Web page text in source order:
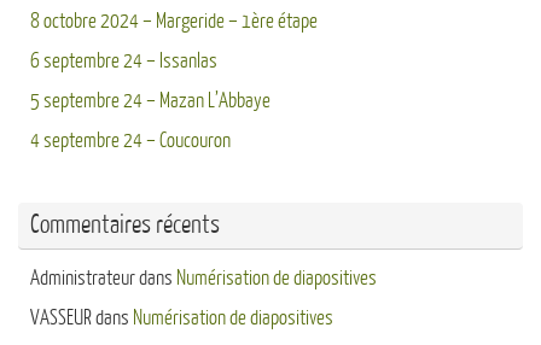
8 octobre 2024 – Margeride – 1ère étape
6 septembre 24 – Issanlas
5 septembre 24 – Mazan L’Abbaye
4 septembre 24 – Coucouron
Commentaires récents
Administrateurdans Numérisation de diapositives
VASSEURdans Numérisation de diapositives